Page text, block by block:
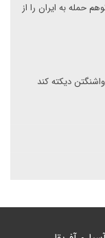
حمله به ایران را از
دیکته کند